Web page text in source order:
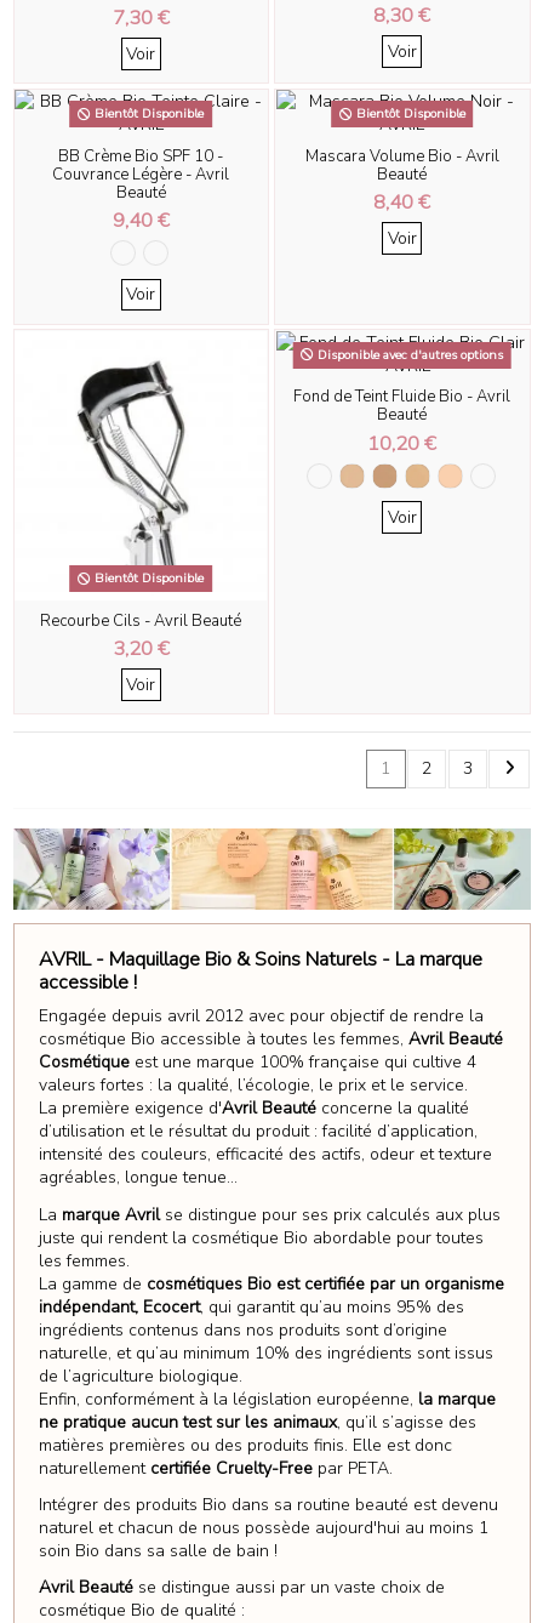
7,30 €
Voir
8,30 €
Voir
Bientôt Disponible
BB Crème Bio SPF 10 -
Couvrance Légère - Avril
Beauté
9,40 €
Voir
Bientôt Disponible
Mascara Volume Bio - Avril
Beauté
8,40 €
Voir
Bientôt Disponible
Recourbe Cils - Avril Beauté
3,20 €
Voir
Disponible avec d'autres options
Fond de Teint Fluide Bio - Avril
Beauté
10,20 €
Voir
1 2 3
AVRIL - Maquillage Bio & Soins Naturels - La marque
accessible !
Engagée depuis avril 2012 avec pour objectif de rendre la
cosmétique Bio accessible à toutes les femmes, Avril Beauté
Cosmétiqueest une marque 100% française qui cultive 4
valeurs fortes : la qualité, l’écologie, le prix et le service.
La première exigence d'Avril Beautéconcerne la qualité
d’utilisation et le résultat du produit : facilité d’application,
intensité des couleurs, efficacité des actifs, odeur et texture
agréables, longue tenue...
La marque Avrilse distingue pour ses prix calculés aux plus
juste qui rendent la cosmétique Bio abordable pour toutes
les femmes.
La gamme de cosmétiques Bio est certifiée par un organisme
indépendant, Ecocert, qui garantit qu’au moins 95% des
ingrédients contenus dans nos produits sont d’origine
naturelle, et qu’au minimum 10% des ingrédients sont issus
de l’agriculture biologique.
Enfin, conformément à la législation européenne, la marque
ne pratique aucun test sur les animaux, qu’il s’agisse des
matières premières ou des produits finis. Elle est donc
naturellement certifiée Cruelty-Freepar PETA.
Intégrer des produits Bio dans sa routine beauté est devenu
naturel et chacun de nous possède aujourd'hui au moins 1
soin Bio dans sa salle de bain !
Avril Beautése distingue aussi par un vaste choix de
cosmétique Bio de qualité :